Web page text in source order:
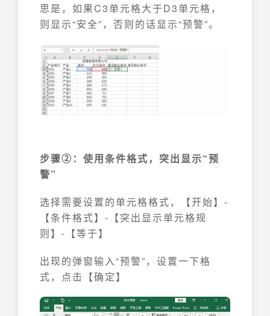
思是，如果C3单元格大于D3单元格，
则显示“安全”，否则的话显示“预警”。
步骤②：使用条件格式，突出显示“预
警”
选择需要设置的单元格格式，【开始】-
【条件格式】-【突出显示单元格规
则】-【等于】
出现的弹窗输入“预警”，设置一下格
式，点击【确定】